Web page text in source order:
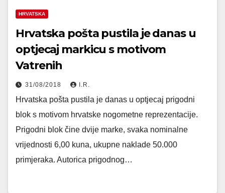
HRVATSKA
Hrvatska pošta pustila je danas u
optjecaj markicu s motivom
Vatrenih
31/08/2018 I.R.
Hrvatska pošta pustila je danas u optjecaj prigodni
blok s motivom hrvatske nogometne reprezentacije.
Prigodni blok čine dvije marke, svaka nominalne
vrijednosti 6,00 kuna, ukupne naklade 50.000
primjeraka. Autorica prigodnog…